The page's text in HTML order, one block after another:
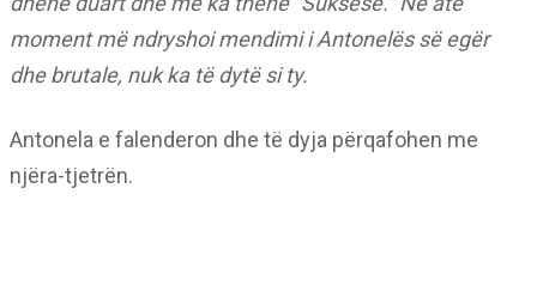
moment më ndryshoi mendimi i Antonelës së egër
dhe brutale, nuk ka të dytë si ty.
Antonela e falenderon dhe të dyja përqafohen me
njëra-tjetrën.